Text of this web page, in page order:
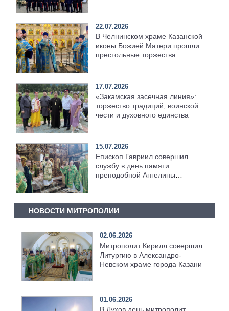
22.07.2026
В Челнинском храме Казанской
иконы Божией Матери прошли
престольные торжества
17.07.2026
«Закамская засечная линия»:
торжество традиций, воинской
чести и духовного единства
15.07.2026
Епископ Гавриил совершил
службу в день памяти
преподобной Ангелины
НОВОСТИ МИТРОПОЛИИ
02.06.2026
Митрополит Кирилл совершил
Литургию в Александро-
Невском храме города Казани
01.06.2026